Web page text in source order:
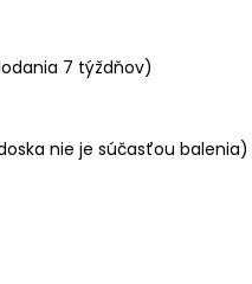
7 týždňov)
nie je súčasťou balenia)